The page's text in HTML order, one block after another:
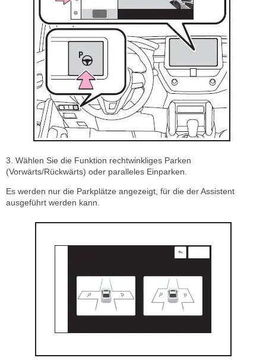
3. Wählen Sie die Funktion rechtwinkliges Parken
(Vorwärts/Rückwärts) oder paralleles Einparken.
Es werden nur die Parkplätze angezeigt, für die der Assistent
ausgeführt werden kann.